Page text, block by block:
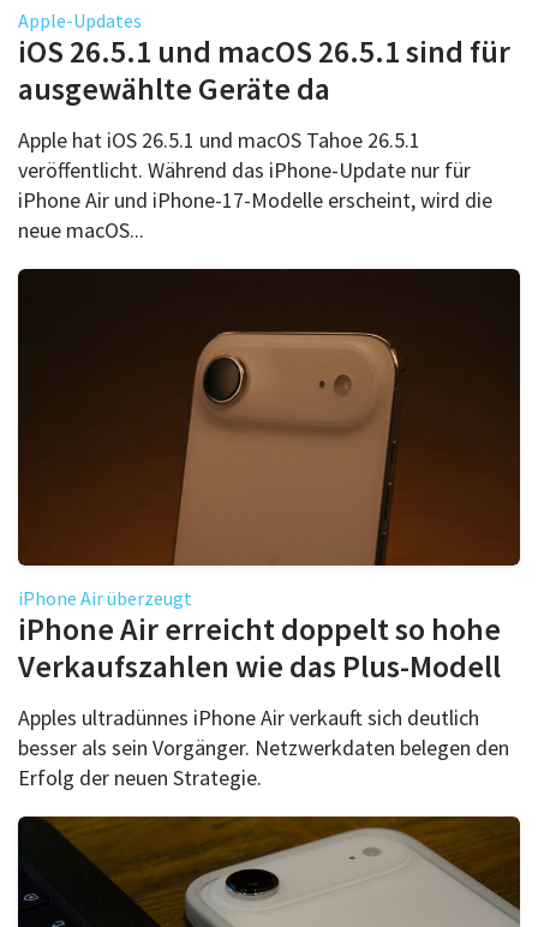
Apple-Updates
iOS 26.5.1 und macOS 26.5.1 sind für
ausgewählte Geräte da
Apple hat iOS 26.5.1 und macOS Tahoe 26.5.1
veröffentlicht. Während das iPhone-Update nur für
iPhone Air und iPhone-17-Modelle erscheint, wird die
neue macOS...
iPhone Air überzeugt
iPhone Air erreicht doppelt so hohe
Verkaufszahlen wie das Plus-Modell
Apples ultradünnes iPhone Air verkauft sich deutlich
besser als sein Vorgänger. Netzwerkdaten belegen den
Erfolg der neuen Strategie.